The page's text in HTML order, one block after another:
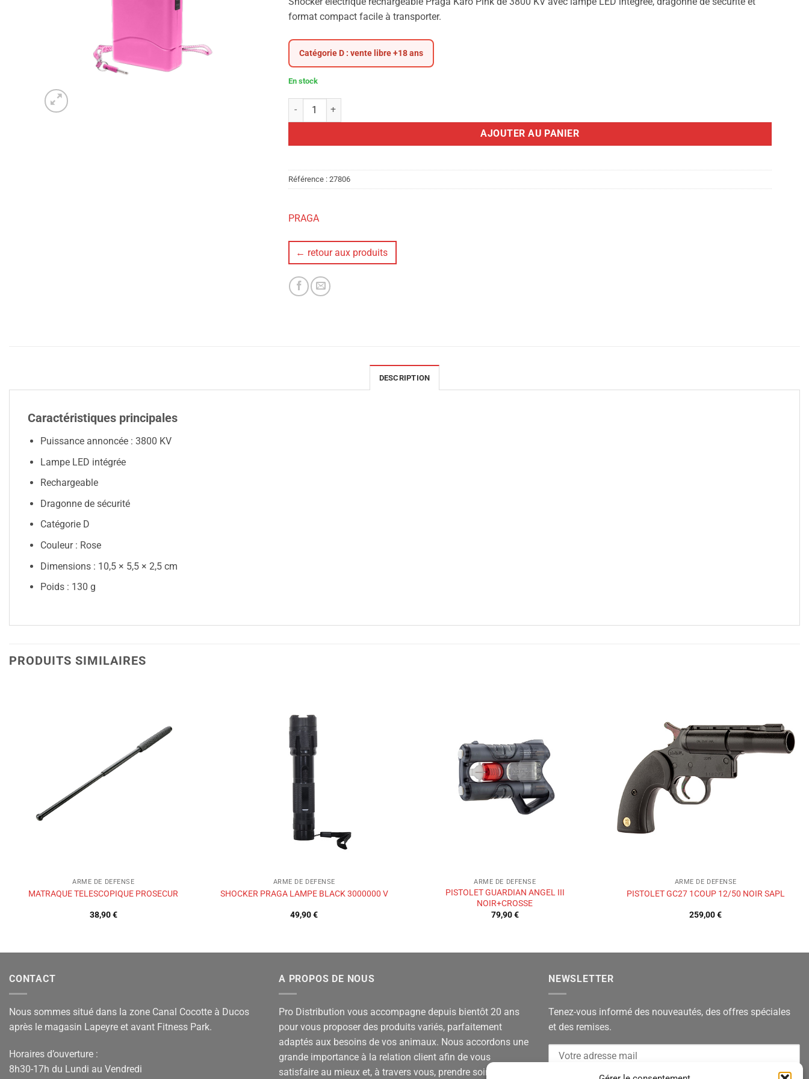
format compact facile à transporter.
Catégorie D : vente libre +18 ans
En stock
quantité de SHOCKER ELECTRIQUE PRAGA KARO PINK 3800KV RECHARGEABLE
AJOUTER AU PANIER
Référence : 27806
PRAGA
← retour aux produits
DESCRIPTION
Caractéristiques principales
Puissance annoncée : 3800 KV
Lampe LED intégrée
Rechargeable
Dragonne de sécurité
Catégorie D
Couleur : Rose
Dimensions : 10,5 × 5,5 × 2,5 cm
Poids : 130 g
PRODUITS SIMILAIRES
à la liste
de
souhaits
ARME DE DEFENSE
MATRAQUE TELESCOPIQUE PROSECUR
38,90€
ARME DE DEFENSE
SHOCKER PRAGA LAMPE BLACK 3000000 V
49,90€
ARME DE DEFENSE
PISTOLET GUARDIAN ANGEL III
NOIR+CROSSE
79,90€
à la liste
de
souhaits
ARME DE DEFENSE
PISTOLET GC27 1COUP 12/50 NOIR SAPL
259,00€
CONTACT
Nous sommes situé dans la zone Canal Cocotte à Ducos
après le magasin Lapeyre et avant Fitness Park.
Horaires d’ouverture :
8h30-17h du Lundi au Vendredi
A PROPOS DE NOUS
Pro Distribution vous accompagne depuis bientôt 20 ans
pour vous proposer des produits variés, parfaitement
adaptés aux besoins de vos animaux. Nous accordons une
grande importance à la relation client afin de vous
satisfaire au mieux et, à travers vous, prendre soin de vos
NEWSLETTER
Tenez-vous informé des nouveautés, des offres spéciales
et des remises.